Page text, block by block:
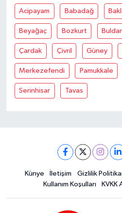
Acipayam Babadağ
Beyağaç Bozkurt
Çardak Çivril Güney
Merkezefendi Pamukkale
Serinhisar Tavas
Künye İletişim Gizlilik
Kullanım Koşulları
KVKK